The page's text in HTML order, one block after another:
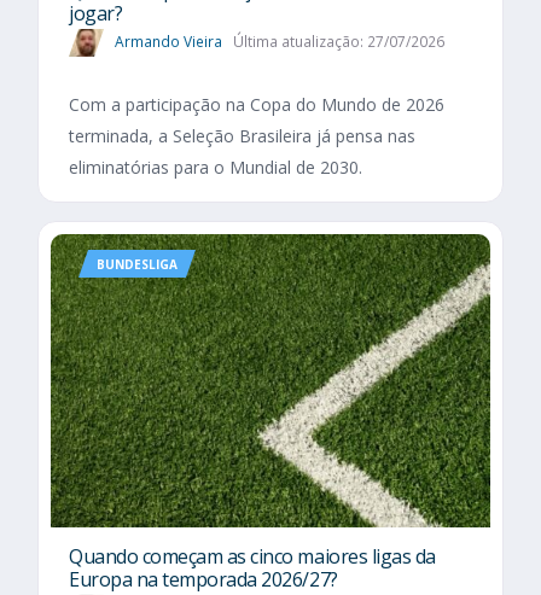
jogar?
Armando Vieira Última atualização: 27/07/2026
Com a participação na Copa do Mundo de 2026
terminada, a Seleção Brasileira já pensa nas
eliminatórias para o Mundial de 2030.
BUNDESLIGA
Quando começam as cinco maiores ligas da
Europa na temporada 2026/27?